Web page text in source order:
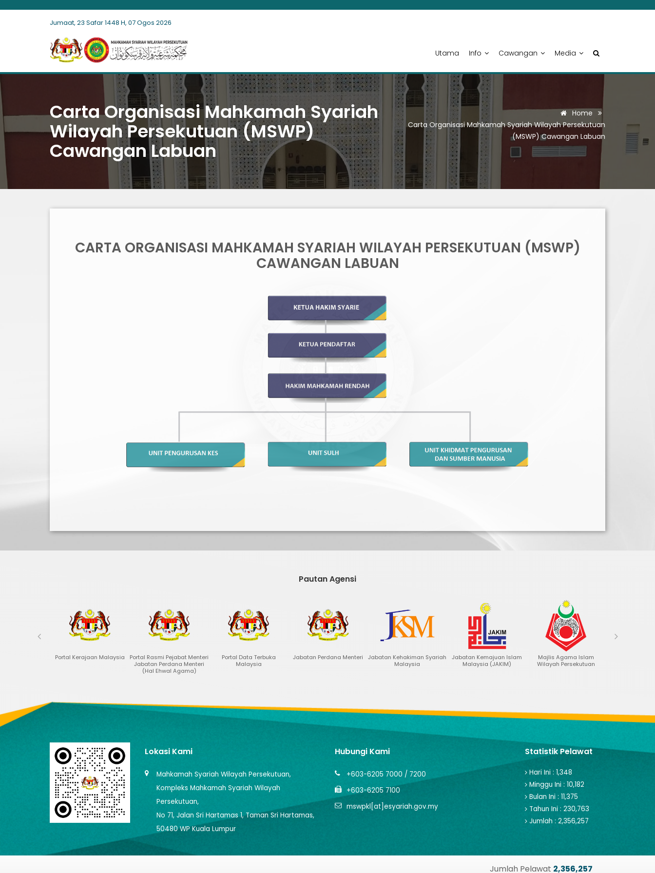
Jumaat, 23 Safar 1448 H, 07 Ogos 2026
Utama Info Cawangan Media
Carta Organisasi Mahkamah Syariah
Wilayah Persekutuan (MSWP)
Cawangan Labuan
Home
Carta Organisasi Mahkamah Syariah Wilayah Persekutuan
(MSWP) Cawangan Labuan
CARTA ORGANISASI MAHKAMAH SYARIAH WILAYAH PERSEKUTUAN (MSWP)
CAWANGAN LABUAN
Pautan Agensi
Portal Kerajaan Malaysia
Portal Rasmi Pejabat Menteri
Jabatan Perdana Menteri
(Hal Ehwal Agama)
Portal Data Terbuka
Malaysia
Jabatan Perdana Menteri
Jabatan Kehakiman Syariah
Jabatan Kemajuan Islam
Malaysia (JAKIM)
Majlis Agama Islam
Wilayah Persekutuan
Jabatan Bantuan Guaman
Lokasi Kami
Mahkamah Syariah Wilayah Persekutuan,
Kompleks Mahkamah Syariah Wilayah
Persekutuan,
No 71, Jalan Sri Hartamas 1, Taman Sri Hartamas,
50480 WP Kuala Lumpur
Hubungi Kami
+603-6205 7000 / 7200
+603-6205 7100
mswpkl[at]esyariah.gov.my
Statistik Pelawat
Hari Ini : 1,348
Minggu Ini : 10,182
Bulan Ini : 11,375
Tahun Ini : 230,763
Jumlah : 2,356,257
Jumlah Pelawat 2,356,257